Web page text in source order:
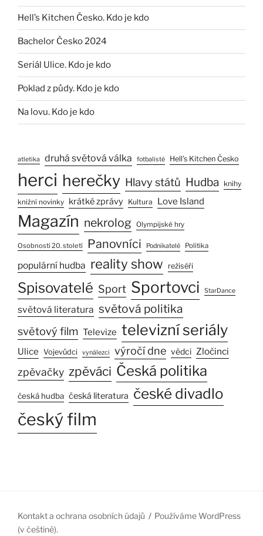
Hell’s Kitchen Česko. Kdo je kdo
Bachelor Česko 2024
Seriál Ulice. Kdo je kdo
Poklad z půdy. Kdo je kdo
Na lovu. Kdo je kdo
atletika druhá světová válka fotbalisté Hell’s Kitchen Česko
herci herečky Hlavy států Hudba knihy
knižní novinky krátké zprávy Kultura Love Island
Magazín nekrolog Olympijské hry
Osobnosti 20. století Panovníci Podnikatelé Politika
populární hudba reality show režiséři
Spisovatelé Sport Sportovci StarDance
světová literatura světová politika
světový film Televize televizní seriály
Ulice Vojevůdci vynálezci výročí dne vědci Zločinci
zpěvačky zpěváci Česká politika
česká hudba česká literatura české divadlo
český film
Kontakt a ochrana osobních údajů
Používáme WordPress
(v češtině).